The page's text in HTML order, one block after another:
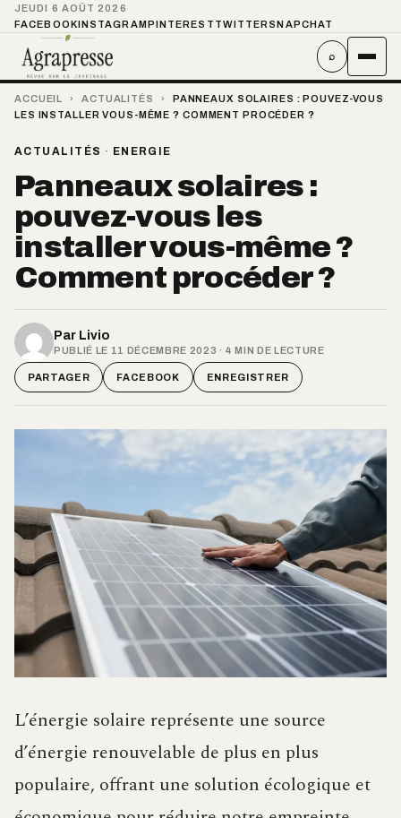
JEUDI 6 AOÛT 2026
FACEBOOKINSTAGRAMPINTEREST TWITTER SNAPCHAT
⌕
ACCUEIL › ACTUALITÉS ›
PANNEAUX SOLAIRES : POUVEZ-VOUS
LES INSTALLER VOUS-MÊME ? COMMENT PROCÉDER ?
ACTUALITÉS · ENERGIE
Panneaux solaires :
pouvez-vous les
installer vous-même ?
Comment procéder ?
Par Livio
PUBLIÉ LE 11 DÉCEMBRE 2023 · 4 MIN DE LECTURE
PARTAGER FACEBOOK ENREGISTRER
L’énergie solaire représente une source
d’énergie renouvelable de plus en plus
populaire, offrant une solution écologique et